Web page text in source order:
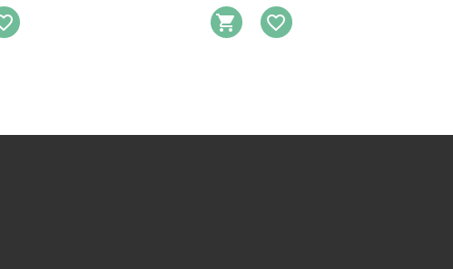
DO KOSZYKA
DODAJ DO LISTY ŻYCZEŃ
DODAJ DO
DODAJ DO